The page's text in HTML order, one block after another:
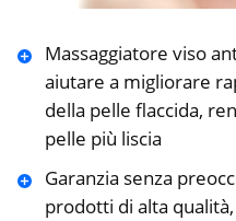
Massaggiatore viso
aiutare a migliorare
della pelle flaccida,
pelle più liscia
Garanzia senza
prodotti di alta